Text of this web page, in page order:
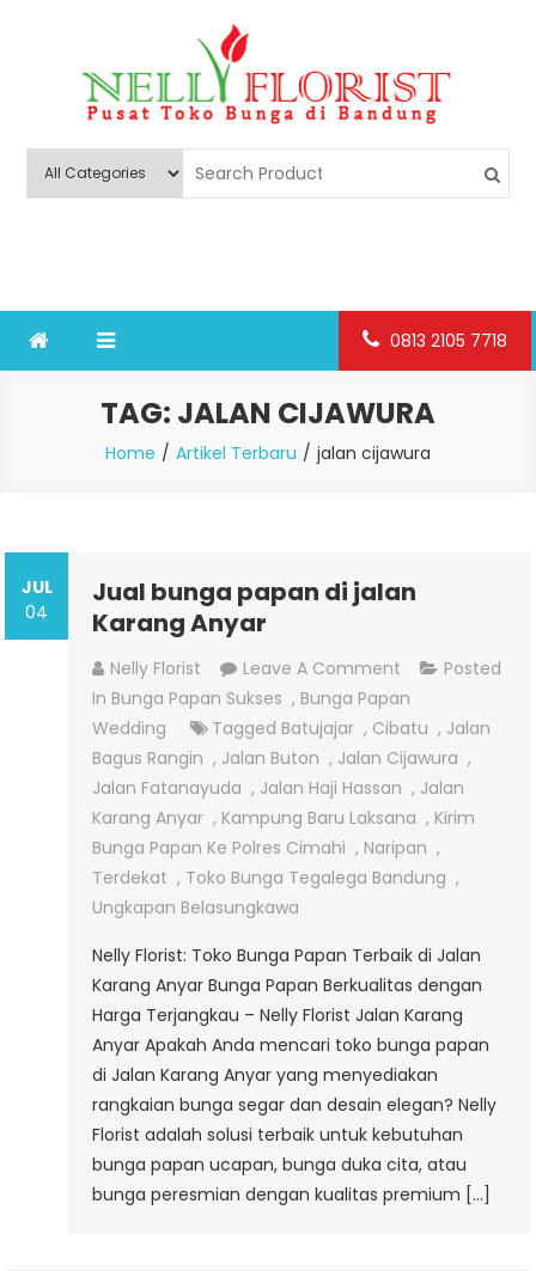
Nelly Florist Bandung
0813 2105 7718
TAG: JALAN CIJAWURA
Home Artikel Terbaru jalan cijawura
JUL
04
Jual bunga papan di jalan
Karang Anyar
Nelly Florist Leave A Comment On
Jual
Bunga
Papan
Di
Jalan
Karang
Anyar
Posted
In Bunga Papan Sukses , Bunga Papan
Wedding
Tagged Batujajar , Cibatu , Jalan
Bagus Rangin , Jalan Buton , Jalan Cijawura ,
Jalan Fatanayuda , Jalan Haji Hassan , Jalan
Karang Anyar , Kampung Baru Laksana , Kirim
Bunga Papan Ke Polres Cimahi , Naripan ,
Terdekat , Toko Bunga Tegalega Bandung ,
Ungkapan Belasungkawa
Nelly Florist: Toko Bunga Papan Terbaik di Jalan
Karang Anyar Bunga Papan Berkualitas dengan
Harga Terjangkau – Nelly Florist Jalan Karang
Anyar Apakah Anda mencari toko bunga papan
di Jalan Karang Anyar yang menyediakan
rangkaian bunga segar dan desain elegan? Nelly
Florist adalah solusi terbaik untuk kebutuhan
bunga papan ucapan, bunga duka cita, atau
bunga peresmian dengan kualitas premium […]